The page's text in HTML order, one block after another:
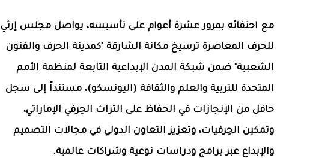
مع احتفائه بمرور عشرة أعوام على تأسيسه، يواصل مجلس إرثي
للحرف المعاصرة ترسيخ مكانة الشارقة "كمدينة الحرف والفنون
الشعبية" ضمن شبكة المدن الإبداعية التابعة لمنظمة الأمم
المتحدة للتربية والعلم والثقافة (اليونسكو)، مستنداً إلى سجل
حافل من الإنجازات في الحفاظ على التراث الحِرفي الإماراتي،
وتمكين الحِرفيات، وتعزيز التعاون الدولي في مجالات التصميم
والإبداع عبر برامج ودراسات نوعية وشراكات عالمية.